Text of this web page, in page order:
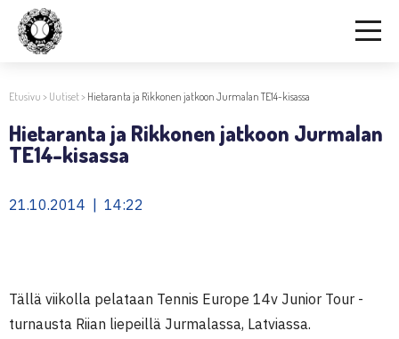
Etusivu > Uutiset> Hietaranta ja Rikkonen jatkoon Jurmalan TE14-kisassa
Hietaranta ja Rikkonen jatkoon Jurmalan
TE14-kisassa
21.10.2014 | 14:22
Tällä viikolla pelataan Tennis Europe 14v Junior Tour -
turnausta Riian liepeillä Jurmalassa, Latviassa.